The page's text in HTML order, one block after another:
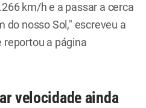
km/h e a passar a cerca
do nosso Sol," escreveu a
reportou a página
velocidade ainda